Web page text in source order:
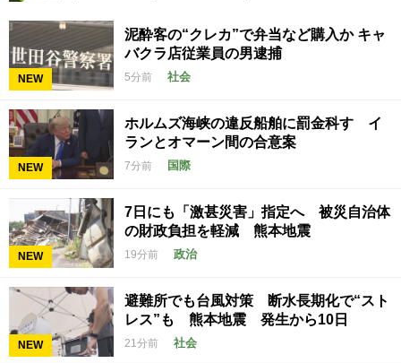
NEW
泥酔客の“クレカ”で弁当など購入か キャ
バクラ店従業員の男逮捕
5分前 社会
NEW
ホルムズ海峡の違反船舶に罰金科す イ
ランとオマーン間の合意案
7分前 国際
NEW
7日にも「激甚災害」指定へ 被災自治体
の財政負担を軽減 熊本地震
19分前 政治
NEW
避難所でも台風対策 断水長期化で“スト
レス”も 熊本地震 発生から10日
21分前 社会